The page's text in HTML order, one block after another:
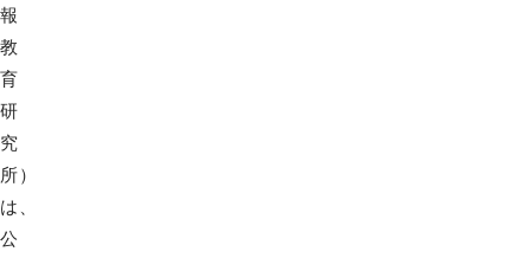
報
教
育
研
究
所）
は、
公